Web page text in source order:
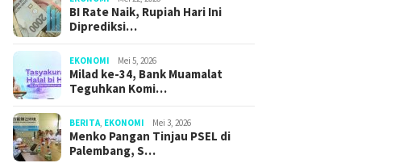
BI Rate Naik, Rupiah Hari Ini
Diprediksi…
EKONOMI Mei 5, 2026
Milad ke-34, Bank Muamalat
Teguhkan Komi…
BERITA EKONOMI Mei 3, 2026
Menko Pangan Tinjau PSEL di
Palembang, S…